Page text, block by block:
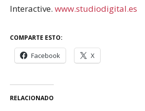
Interactive. www.studiodigital.es
COMPARTE ESTO:
Facebook X
RELACIONADO